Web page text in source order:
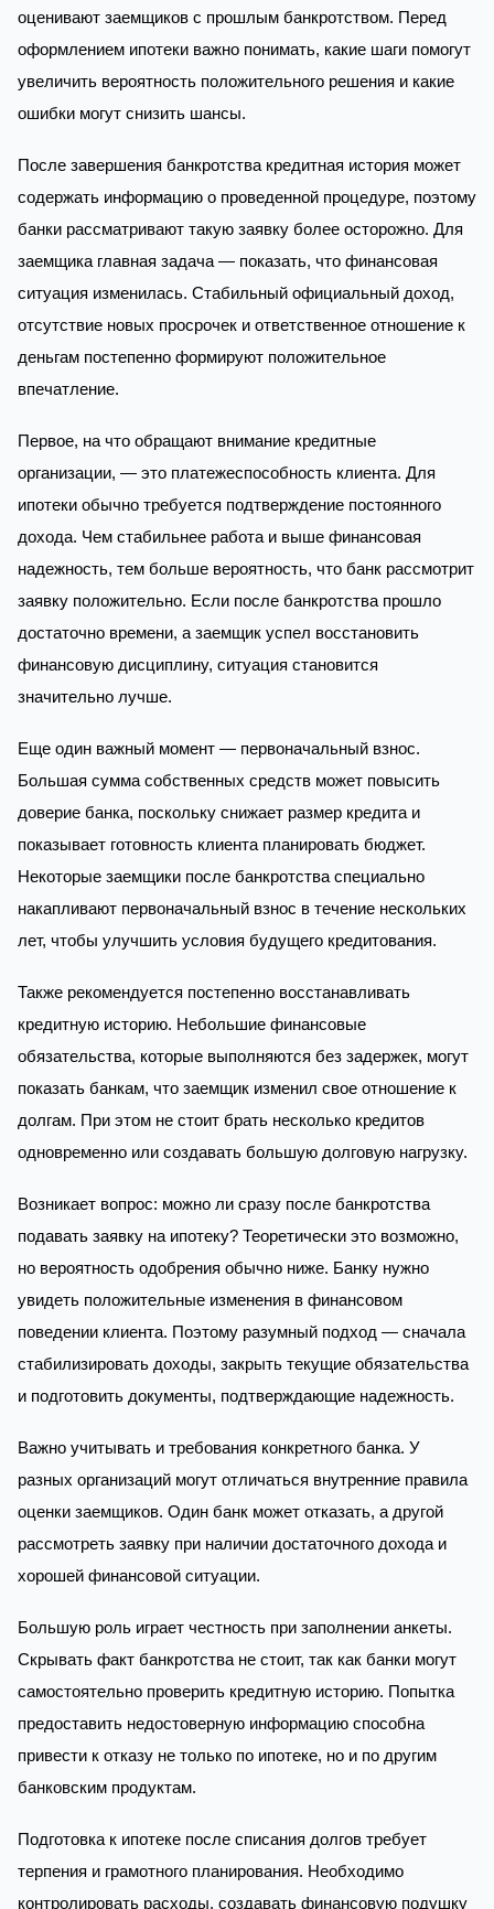
оценивают заемщиков с прошлым банкротством. Перед
оформлением ипотеки важно понимать, какие шаги помогут
увеличить вероятность положительного решения и какие
ошибки могут снизить шансы.
После завершения банкротства кредитная история может
содержать информацию о проведенной процедуре, поэтому
банки рассматривают такую заявку более осторожно. Для
заемщика главная задача — показать, что финансовая
ситуация изменилась. Стабильный официальный доход,
отсутствие новых просрочек и ответственное отношение к
деньгам постепенно формируют положительное
впечатление.
Первое, на что обращают внимание кредитные
организации, — это платежеспособность клиента. Для
ипотеки обычно требуется подтверждение постоянного
дохода. Чем стабильнее работа и выше финансовая
надежность, тем больше вероятность, что банк рассмотрит
заявку положительно. Если после банкротства прошло
достаточно времени, а заемщик успел восстановить
финансовую дисциплину, ситуация становится
значительно лучше.
Еще один важный момент — первоначальный взнос.
Большая сумма собственных средств может повысить
доверие банка, поскольку снижает размер кредита и
показывает готовность клиента планировать бюджет.
Некоторые заемщики после банкротства специально
накапливают первоначальный взнос в течение нескольких
лет, чтобы улучшить условия будущего кредитования.
Также рекомендуется постепенно восстанавливать
кредитную историю. Небольшие финансовые
обязательства, которые выполняются без задержек, могут
показать банкам, что заемщик изменил свое отношение к
долгам. При этом не стоит брать несколько кредитов
одновременно или создавать большую долговую нагрузку.
Возникает вопрос: можно ли сразу после банкротства
подавать заявку на ипотеку? Теоретически это возможно,
но вероятность одобрения обычно ниже. Банку нужно
увидеть положительные изменения в финансовом
поведении клиента. Поэтому разумный подход — сначала
стабилизировать доходы, закрыть текущие обязательства
и подготовить документы, подтверждающие надежность.
Важно учитывать и требования конкретного банка. У
разных организаций могут отличаться внутренние правила
оценки заемщиков. Один банк может отказать, а другой
рассмотреть заявку при наличии достаточного дохода и
хорошей финансовой ситуации.
Большую роль играет честность при заполнении анкеты.
Скрывать факт банкротства не стоит, так как банки могут
самостоятельно проверить кредитную историю. Попытка
предоставить недостоверную информацию способна
привести к отказу не только по ипотеке, но и по другим
банковским продуктам.
Подготовка к ипотеке после списания долгов требует
терпения и грамотного планирования. Необходимо
контролировать расходы, создавать финансовую подушку